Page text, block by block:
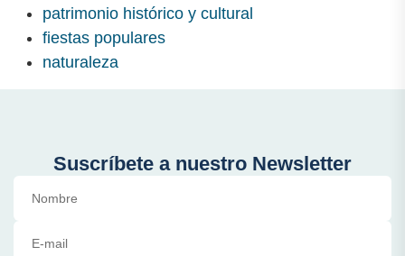
patrimonio histórico y cultural
fiestas populares
naturaleza
Suscríbete a nuestro Newsletter